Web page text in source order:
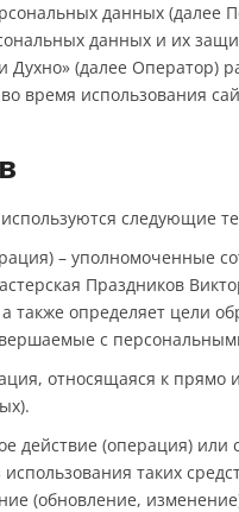
данных (далее
данных и их
Духно» (далее
время использования
следующие
– уполномоченные
Праздников
также определяет цели
с
относящаяся к прямо
действие (операция) или
таких
(обновление,